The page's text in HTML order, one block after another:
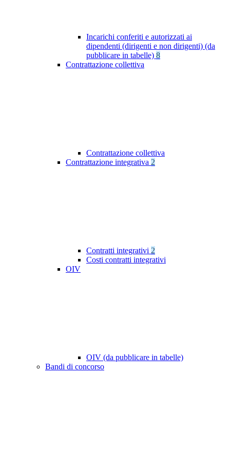
Incarichi conferiti e autorizzati ai
dipendenti (dirigenti e non dirigenti) (da
pubblicare in tabelle) 8
Contrattazione collettiva
Contrattazione collettiva
Contrattazione integrativa 2
Contratti integrativi 2
Costi contratti integrativi
OIV
OIV (da pubblicare in tabelle)
Bandi di concorso